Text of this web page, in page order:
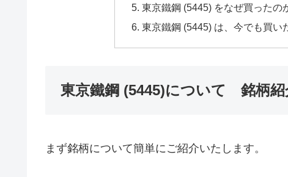
東京鐵鋼 (5445) をなぜ買ったの
東京鐵鋼 (5445) は、今でも買い
東京鐵鋼 (5445)について 銘柄紹
まず銘柄について簡単にご紹介いたします。